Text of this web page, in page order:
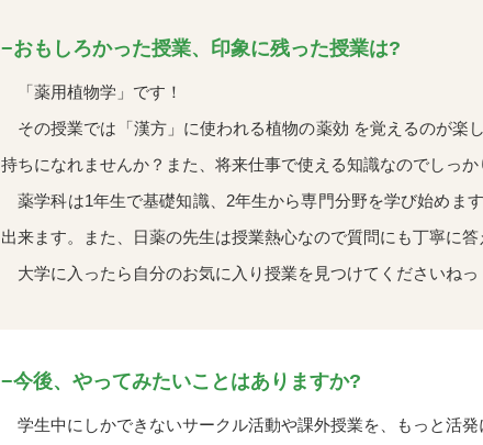
−おもしろかった授業、印象に残った授業は?
「薬用植物学」です！
その授業では「漢方」に使われる植物の薬効 を覚えるのが楽
持ちになれませんか？また、将来仕事で使える知識なのでしっか
薬学科は1年生で基礎知識、2年生から専門分野を学び始めま
出来ます。また、日薬の先生は授業熱心なので質問にも丁寧に答
大学に入ったら自分のお気に入り授業を見つけてくださいねっ
−今後、やってみたいことはありますか?
学生中にしかできないサークル活動や課外授業を、もっと活発